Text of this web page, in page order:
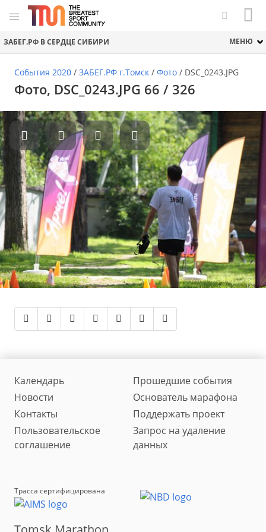
ЗАБЕГ.РФ В СЕРДЦЕ СИБИРИ МЕНЮ
События 2020 / ЗАБЕГ.РФ г.Томск / Фото / DSC_0243.JPG
Фото, DSC_0243.JPG 66 / 326
Календарь
Прошедшие события
Новости
Основатель марафона
Контакты
Поддержать проект
Пользовательское
соглашение
Запрос на удаление
данных
Трасса сертифицирована